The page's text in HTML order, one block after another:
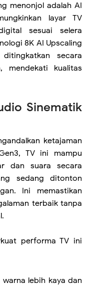
menonjol adalah AI
layar TV
sesuai selera
8K AI Upscaling
secara
kualitas
Sinematik
ketajaman
TV ini mampu
dan suara secara
sedang ditonton
Ini memastikan
terbaik tanpa
performa TV ini
lebih kaya dan